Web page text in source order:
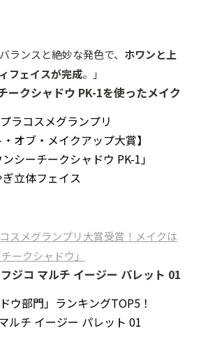
ランスと絶妙な発色で、 ホワンと上
フェイスが完成。」
ークシャドウ PK-1を使ったメイク
スメグランプリ大賞受賞！メイクは
ークシャドウ」
ジコ マルチ イージー パレット 01